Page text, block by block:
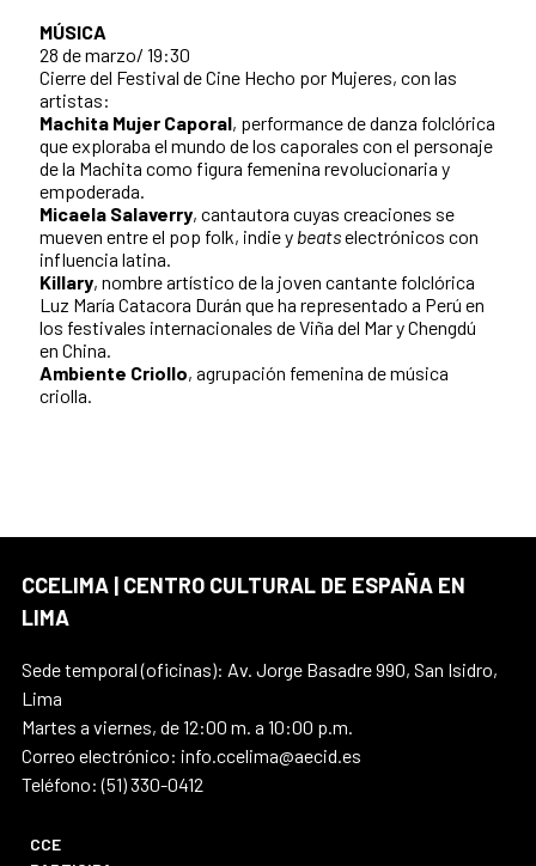
MÚSICA
28 de marzo/ 19:30
Cierre del Festival de Cine Hecho por Mujeres, con las
artistas:
Machita Mujer Caporal, performance de danza folclórica
que exploraba el mundo de los caporales con el personaje
de la Machita como figura femenina revolucionaria y
empoderada.
Micaela Salaverry, cantautora cuyas creaciones se
mueven entre el pop folk, indie y beatselectrónicos con
influencia latina.
Killary, nombre artístico de la joven cantante folclórica
Luz María Catacora Durán que ha representado a Perú en
los festivales internacionales de Viña del Mar y Chengdú
en China.
Ambiente Criollo, agrupación femenina de música
criolla.
CCELIMA | CENTRO CULTURAL DE ESPAÑA EN
LIMA
Sede temporal (oficinas): Av. Jorge Basadre 990, San Isidro,
Lima
Martes a viernes, de 12:00 m. a 10:00 p.m.
Correo electrónico: info.ccelima@aecid.es
Teléfono: (51) 330-0412
CCE